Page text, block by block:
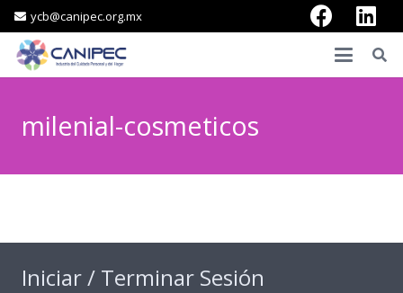
ycb@canipec.org.mx
milenial-cosmeticos
Iniciar / Terminar Sesión